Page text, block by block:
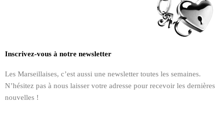
Inscrivez-vous à notre newsletter
Les Marseillaises, c’est aussi une newsletter toutes les semaines.
N’hésitez pas à nous laisser votre adresse pour recevoir les dernières
nouvelles !